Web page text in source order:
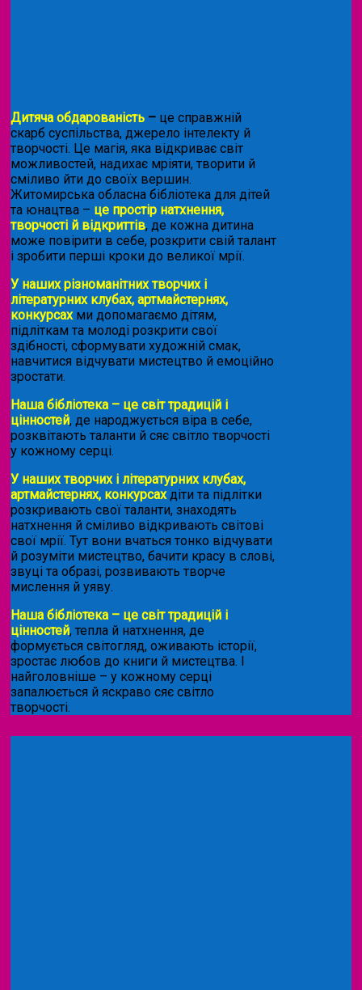
Дитяча обдарованість – це справжній
скарб суспільства, джерело інтелекту й
творчості. Це магія, яка відкриває світ
можливостей, надихає мріяти, творити й
сміливо йти до своїх вершин.
Житомирська обласна бібліотека для дітей
та юнацтва – це простір натхнення,
творчості й відкриттів, де кожна дитина
може повірити в себе, розкрити свій талант
і зробити перші кроки до великої мрії.
У наших різноманітних творчих і
літературних клубах, артмайстернях,
конкурсахми допомагаємо дітям,
підліткам та молоді розкрити свої
здібності, сформувати художній смак,
навчитися відчувати мистецтво й емоційно
зростати.
Наша бібліотека – це світ традицій і
цінностей, де народжується віра в себе,
розквітають таланти й сяє світло творчості
у кожному серці.
У наших творчих і літературних клубах,
артмайстернях, конкурсахдіти та підлітки
розкривають свої таланти, знаходять
натхнення й сміливо відкривають світові
свої мрії. Тут вони вчаться тонко відчувати
й розуміти мистецтво, бачити красу в слові,
звуці та образі, розвивають творче
мислення й уяву.
Наша бібліотека – це світ традицій і
цінностей, тепла й натхнення, де
формується світогляд, оживають історії,
зростає любов до книги й мистецтва. І
найголовніше – у кожному серці
запалюється й яскраво сяє світло
творчості.